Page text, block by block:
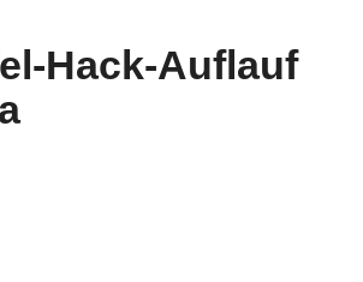
Hack-Auflauf